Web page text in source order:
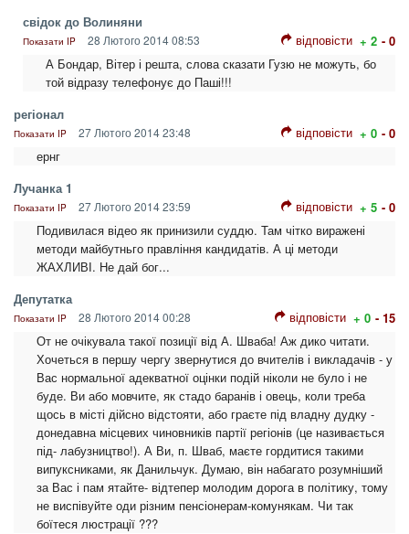
свідок до Волиняни
Показати IP 28 Лютого 2014 08:53 відповісти + 2 - 0
А Бондар, Вітер і решта, слова сказати Гузю не можуть, бо
той відразу телефонує до Паші!!!
регіонал
Показати IP 27 Лютого 2014 23:48 відповісти + 0 - 0
ернг
Лучанка 1
Показати IP 27 Лютого 2014 23:59 відповісти + 5 - 0
Подивилася відео як принизили суддю. Там чітко виражені
методи майбутньго правління кандидатів. А ці методи
ЖАХЛИВІ. Не дай бог...
Депутатка
Показати IP 28 Лютого 2014 00:28 відповісти + 0 - 15
От не очікувала такої позиції від А. Шваба! Аж дико читати.
Хочеться в першу чергу звернутися до вчителів і викладачів - у
Вас нормальної адекватної оцінки подій ніколи не було і не
буде. Ви або мовчите, як стадо баранів і овець, коли треба
щось в місті дійсно відстояти, або граєте під владну дудку -
донедавна місцевих чиновників партії регіонів (це називається
під- лабузництво!). А Ви, п. Шваб, маєте гордитися такими
випуксниками, як Данильчук. Думаю, він набагато розумніший
за Вас і пам ятайте- відтепер молодим дорога в політику, тому
не виспівуйте оди різним пенсіонерам-комунякам. Чи так
боїтеся люстрації ???